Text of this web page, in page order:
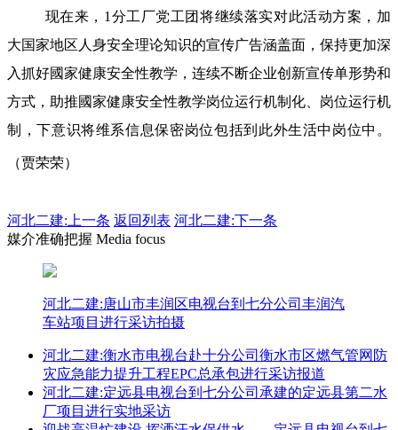
现在来，1分工厂党工团将继续落实对此活动方案，加
大国家地区人身安全理论知识的宣传广告涵盖面，保持更加深
入抓好國家健康安全性教学，连续不断企业创新宣传单形势和
方式，助推國家健康安全性教学岗位运行机制化、岗位运行机
制，下意识将维系信息保密岗位包括到此外生活中岗位中。
（贾荣荣）
河北二建: 上一条 返回列表 河北二建:下一条
媒介准确把握 Media focus
河北二建:唐山市丰润区电视台到七分公司丰润汽
车站项目进行采访拍摄
河北二建:衡水市电视台赴十分公司衡水市区燃气管网防
灾应急能力提升工程EPC总承包进行采访报道
河北二建:定远县电视台到七分公司承建的定远县第二水
厂项目进行实地采访